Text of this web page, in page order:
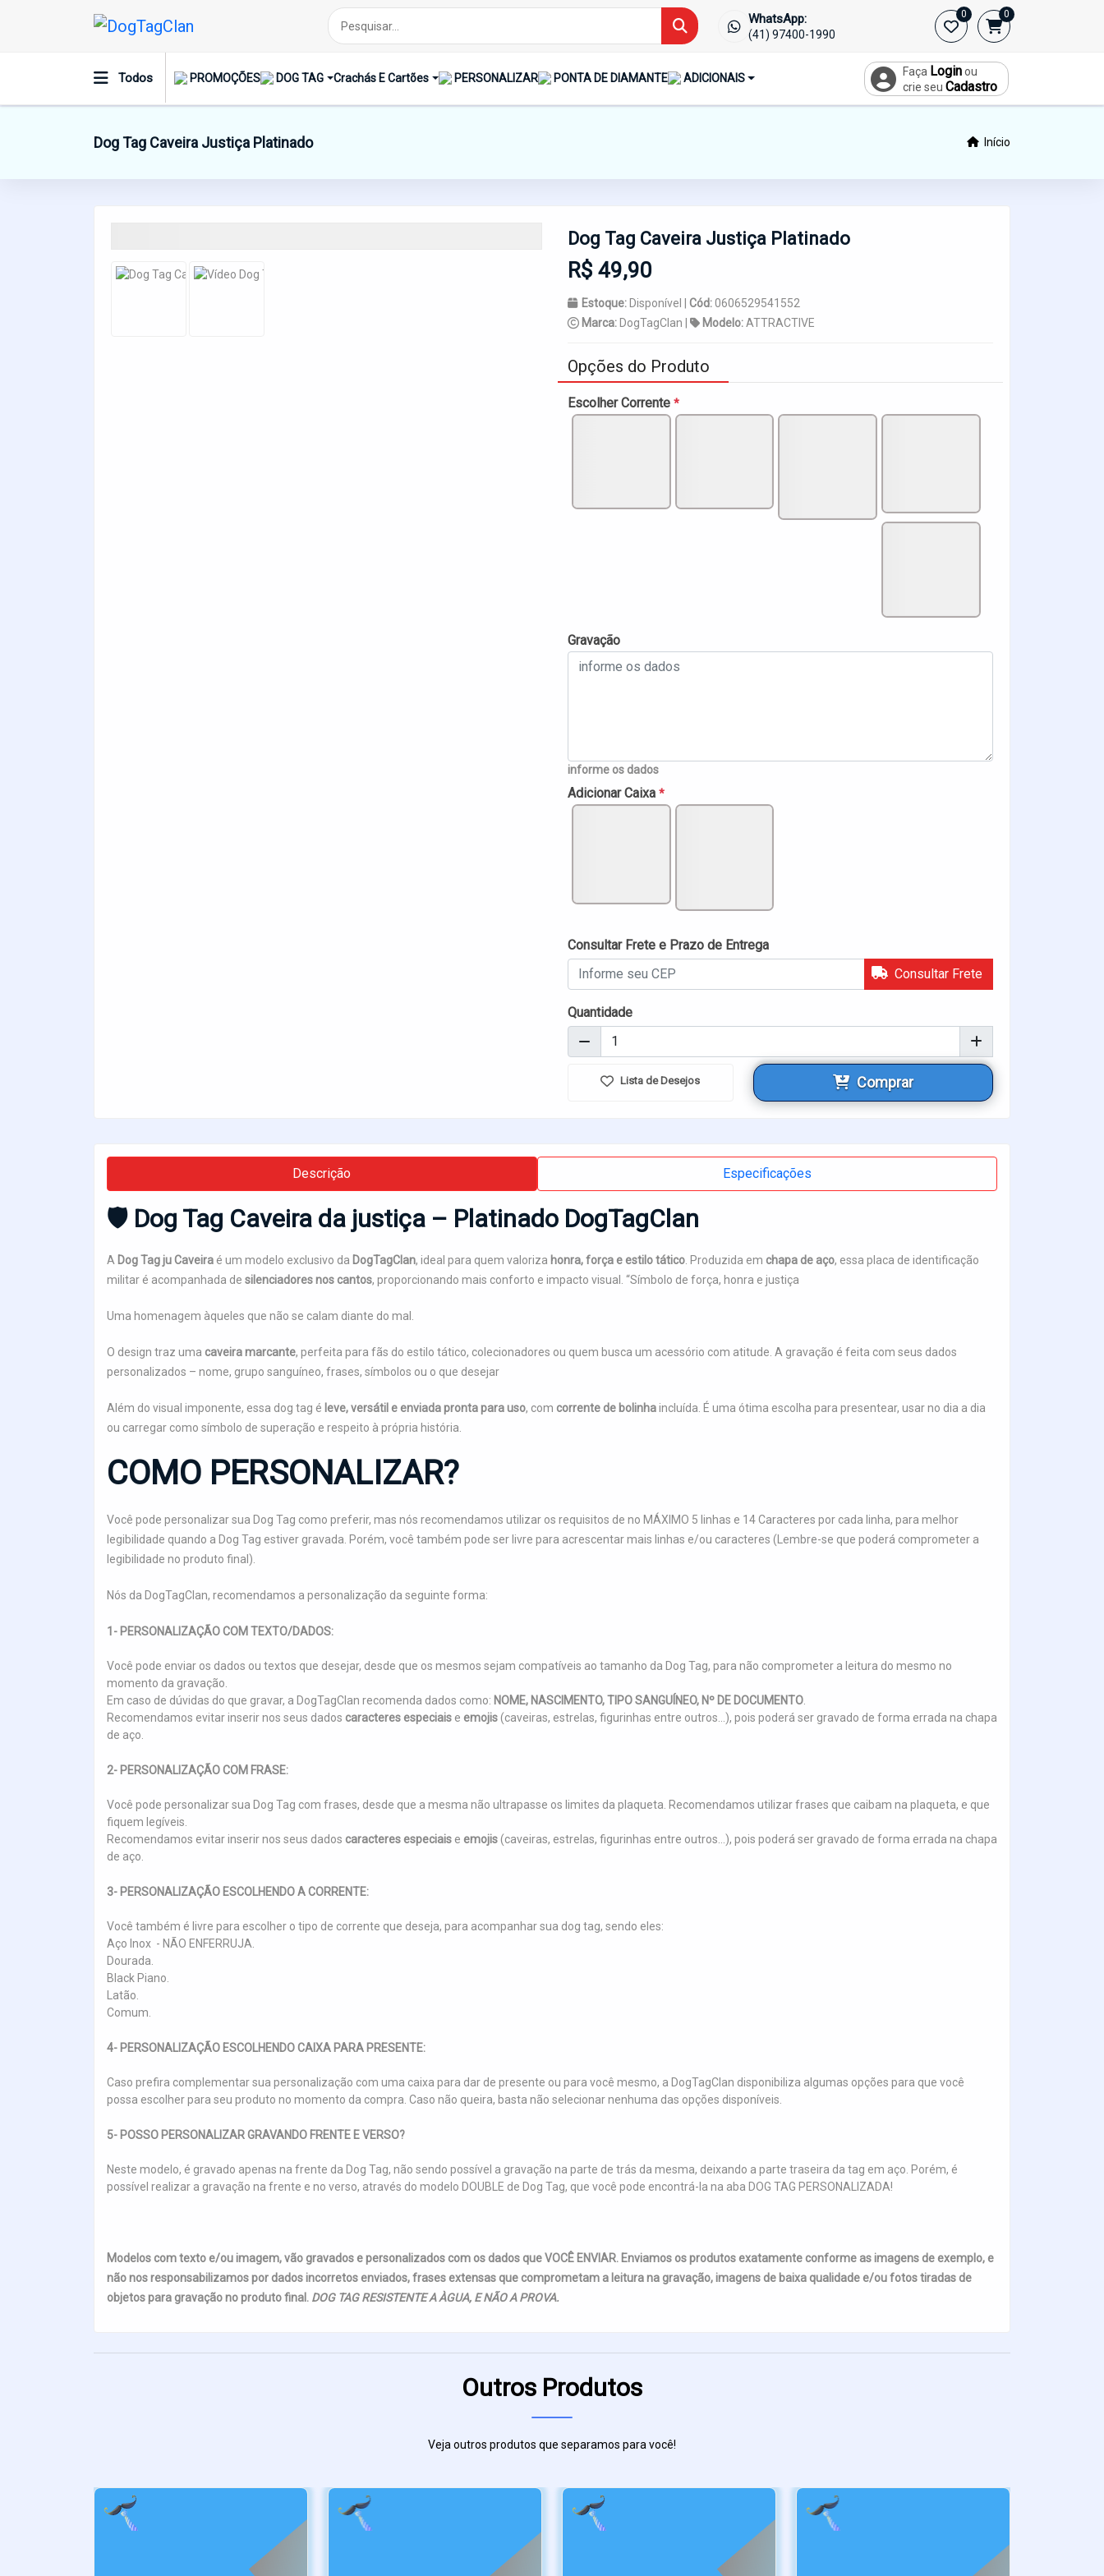
WhatsApp:
(41) 97400-1990
0 0
Todos PROMOÇÕES DOG TAG Crachás E Cartões PERSONALIZAR PONTA DE DIAMANTE ADICIONAIS Faça Loginou
crie seu Cadastro
Dog Tag Caveira Justiça Platinado Início
Dog Tag Caveira Justiça Platinado
R$ 49,90
Estoque:Disponível | Cód:0606529541552
Marca:DogTagClan | Modelo:ATTRACTIVE
Opções do Produto
Escolher Corrente *
Gravação
informe os dados
Adicionar Caixa *
Consultar Frete e Prazo de Entrega
Consultar Frete
Quantidade
Lista de Desejos Comprar
Descrição Especificações
🛡️ Dog Tag Caveira da justiça – Platinado DogTagClan
A Dog Tag ju Caveira é um modelo exclusivo da DogTagClan, ideal para quem valoriza honra, força e estilo tático. Produzida em chapa de aço, essa placa de identificação
militar é acompanhada de silenciadores nos cantos, proporcionando mais conforto e impacto visual. “Símbolo de força, honra e justiça
Uma homenagem àqueles que não se calam diante do mal.
O design traz uma caveira marcante, perfeita para fãs do estilo tático, colecionadores ou quem busca um acessório com atitude. A gravação é feita com seus dados
personalizados – nome, grupo sanguíneo, frases, símbolos ou o que desejar
Além do visual imponente, essa dog tag é leve, versátil e enviada pronta para uso, com corrente de bolinhaincluída. É uma ótima escolha para presentear, usar no dia a dia
ou carregar como símbolo de superação e respeito à própria história.
COMO PERSONALIZAR?
Você pode personalizar sua Dog Tag como preferir, mas nós recomendamos utilizar os requisitos de no MÁXIMO 5 linhas e 14 Caracteres por cada linha, para melhor
legibilidade quando a Dog Tag estiver gravada. Porém, você também pode ser livre para acrescentar mais linhas e/ou caracteres (Lembre-se que poderá comprometer a
legibilidade no produto final).
Nós da DogTagClan, recomendamos a personalização da seguinte forma:
1- PERSONALIZAÇÃO COM TEXTO/DADOS:
Você pode enviar os dados ou textos que desejar, desde que os mesmos sejam compatíveis ao tamanho da Dog Tag, para não comprometer a leitura do mesmo no
momento da gravação.
Em caso de dúvidas do que gravar, a DogTagClan recomenda dados como: NOME, NASCIMENTO, TIPO SANGUÍNEO, Nº DE DOCUMENTO.
Recomendamos evitar inserir nos seus dados caracteres especiais e emojis(caveiras, estrelas, figurinhas entre outros...), pois poderá ser gravado de forma errada na chapa
de aço.
2- PERSONALIZAÇÃO COM FRASE:
Você pode personalizar sua Dog Tag com frases, desde que a mesma não ultrapasse os limites da plaqueta. Recomendamos utilizar frases que caibam na plaqueta, e que
fiquem legíveis.
Recomendamos evitar inserir nos seus dados caracteres especiais e emojis(caveiras, estrelas, figurinhas entre outros...), pois poderá ser gravado de forma errada na chapa
de aço.
3- PERSONALIZAÇÃO ESCOLHENDO A CORRENTE:
Você também é livre para escolher o tipo de corrente que deseja, para acompanhar sua dog tag, sendo eles:
Aço Inox - NÃO ENFERRUJA.
Dourada.
Black Piano.
Latão.
Comum.
4- PERSONALIZAÇÃO ESCOLHENDO CAIXA PARA PRESENTE:
Caso prefira complementar sua personalização com uma caixa para dar de presente ou para você mesmo, a DogTagClan disponibiliza algumas opções para que você
possa escolher para seu produto no momento da compra. Caso não queira, basta não selecionar nenhuma das opções disponíveis.
5- POSSO PERSONALIZAR GRAVANDO FRENTE E VERSO?
Neste modelo, é gravado apenas na frente da Dog Tag, não sendo possível a gravação na parte de trás da mesma, deixando a parte traseira da tag em aço. Porém, é
possível realizar a gravação na frente e no verso, através do modelo DOUBLE de Dog Tag, que você pode encontrá-la na aba DOG TAG PERSONALIZADA!
Modelos com texto e/ou imagem, vão gravados e personalizados com os dados que VOCÊ ENVIAR. Enviamos os produtos exatamente conforme as imagens de exemplo, e
não nos responsabilizamos por dados incorretos enviados, frases extensas que comprometam a leitura na gravação, imagens de baixa qualidade e/ou fotos tiradas de
objetos para gravação no produto final. DOG TAG RESISTENTE A ÀGUA, E NÃO A PROVA.
Outros Produtos
Veja outros produtos que separamos para você!